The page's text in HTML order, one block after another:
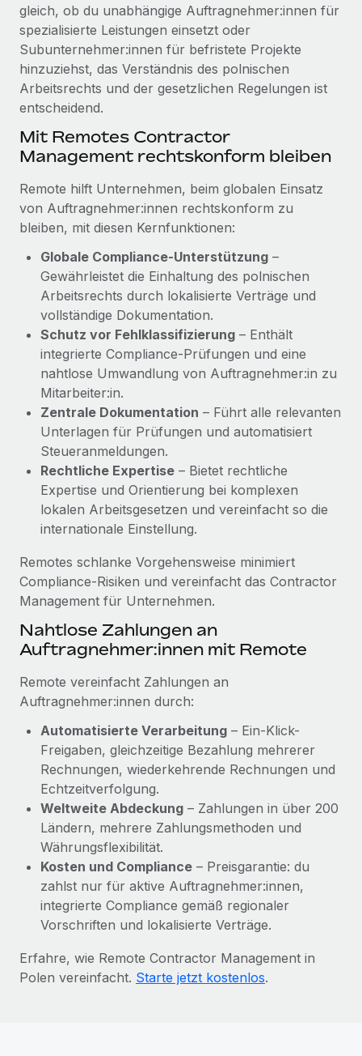
Background-Checks
Einfacheres Bewerber:innen-Screening
Compliance Watchtower
Lückenlose Compliance
Geräteverwaltung
Globale Bereitstellung und Verfolgung von IT-
Geräten
Gründung von Niederlassungen
Schnelle, rechtssichere Gründung von
Mobilität und Relocation
Mühelose Relocation von Mitarbeiter:innen
Benefits
Mühelose Verwaltung von Benefits
FALLSTUDIEN
So hat der KI-Vorreiter Weaviate sein Team mit
Remote um 120 % vergrößert
Weaviate auf einen Blick Weaviate entwickelt KI-basierte
Mehr erfahren
Strategische Partnerschaft zwischen
Reverse Tech und Remote für Contractor
Management und Payroll
Reverse Tech auf einen Blick Das Gesundheits- und
Wellness-Startup Reverse Tech hat das globale...
Mehr erfahren
Hol dir Unterstützung
Alle Ressourcen anzeigen
BLOG
EOR und PEO
Contractor Management
Steuern
Den Blog erkunden
BLOG
Neues zu Remote-Produkten: Integration mit
Gusto und Zero und Contractor Management
Plus
Mehr erfahren
Wie Phiture 55 Mitarbeiter:innen in 19 Ländern
mit Remote verwaltet
Wachstumsberatung für mobile Apps. Das...
Mehr erfahren
gleich, ob du unabhängige Auftragnehmer:innen für
spezialisierte Leistungen einsetzt oder
Subunternehmer:innen für befristete Projekte
hinzuziehst, das Verständnis des polnischen
Arbeitsrechts und der gesetzlichen Regelungen ist
entscheidend.
Mit Remotes Contractor
Management rechtskonform bleiben
Remote hilft Unternehmen, beim globalen Einsatz
von Auftragnehmer:innen rechtskonform zu
bleiben, mit diesen Kernfunktionen:
Globale Compliance-Unterstützung –
Gewährleistet die Einhaltung des polnischen
Arbeitsrechts durch lokalisierte Verträge und
vollständige Dokumentation.
Schutz vor Fehlklassifizierung – Enthält
integrierte Compliance‑Prüfungen und eine
nahtlose Umwandlung von Auftragnehmer:in zu
Mitarbeiter:in.
Zentrale Dokumentation – Führt alle relevanten
Unterlagen für Prüfungen und automatisiert
Steueranmeldungen.
Rechtliche Expertise – Bietet rechtliche
Expertise und Orientierung bei komplexen
lokalen Arbeitsgesetzen und vereinfacht so die
internationale Einstellung.
Remotes schlanke Vorgehensweise minimiert
Compliance‑Risiken und vereinfacht das Contractor
Management für Unternehmen.
Nahtlose Zahlungen an
Auftragnehmer:innen mit Remote
Remote vereinfacht Zahlungen an
Auftragnehmer:innen durch:
Automatisierte Verarbeitung – Ein-Klick-
Freigaben, gleichzeitige Bezahlung mehrerer
Rechnungen, wiederkehrende Rechnungen und
Echtzeitverfolgung.
Weltweite Abdeckung – Zahlungen in über 200
Ländern, mehrere Zahlungsmethoden und
Währungsflexibilität.
Kosten und Compliance – Preisgarantie: du
zahlst nur für aktive Auftragnehmer:innen,
integrierte Compliance gemäß regionaler
Vorschriften und lokalisierte Verträge.
Erfahre, wie Remote Contractor Management in
Polen vereinfacht. Starte jetzt kostenlos.